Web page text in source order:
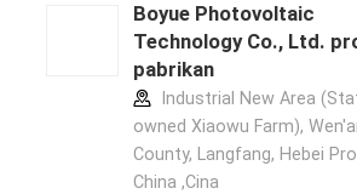
Boyue Photovoltaic
Technology Co., Ltd.
pabrikan
Industrial New Area
owned Xiaowu Farm),
County, Langfang, Hebei
China ,Cina